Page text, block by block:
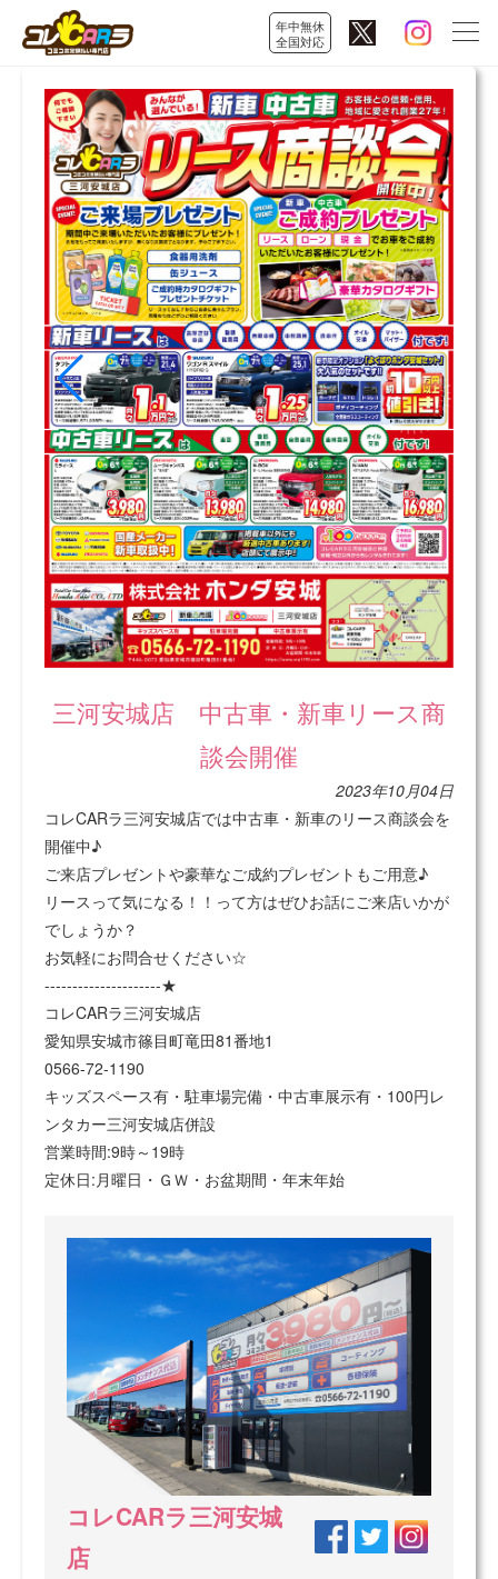
年中無休
全国対応
三河安城店 中古車・新車リース商
談会開催
2023年10月04日
コレCARラ三河安城店では中古車・新車のリース商談会を
開催中♪
ご来店プレゼントや豪華なご成約プレゼントもご用意♪
リースって気になる！！って方はぜひお話にご来店いかが
でしょうか？
お気軽にお問合せください☆
---------------------★
コレCARラ三河安城店
愛知県安城市篠目町竜田81番地1
0566-72-1190
キッズスペース有・駐車場完備・中古車展示有・100円レ
ンタカー三河安城店併設
営業時間:9時～19時
定休日:月曜日・ＧＷ・お盆期間・年末年始
コレCARラ三河安城
店